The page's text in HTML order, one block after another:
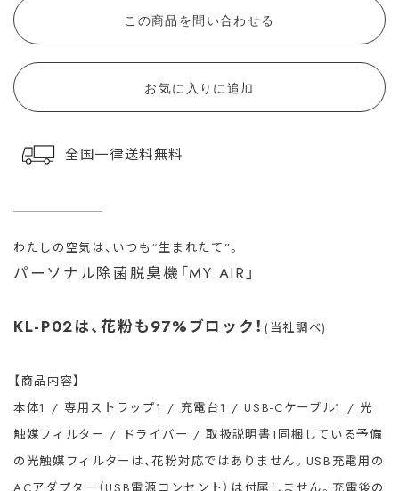
この商品を問い合わせる
お気に入りに追加
全国一律送料無料
わたしの空気は、いつも“生まれたて”。
パーソナル除菌脱臭機「MY AIR」
KL-P02は、花粉も97%ブロック！ (当社調べ)
【商品内容】
本体1 / 専用ストラップ1 / 充電台1 / USB-Cケーブル1 / 光
触媒フィルター / ドライバー / 取扱説明書1 同梱している予備
の光触媒フィルターは、花粉対応ではありません。USB充電用の